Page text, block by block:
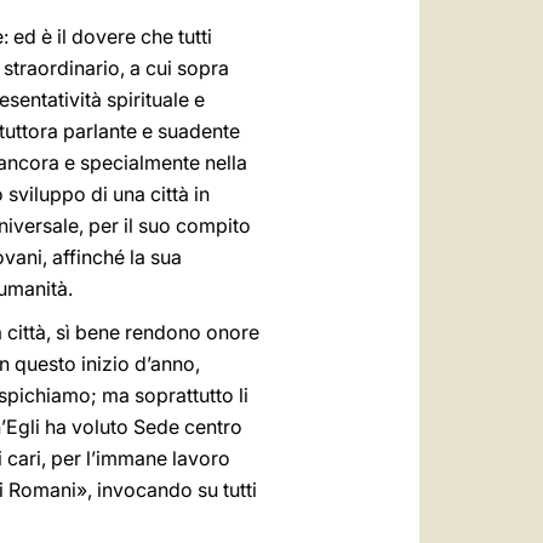
ed è il dovere che tutti
a cui sopra
spirituale e
parlante e suadente
e specialmente nella
sviluppo di una città in
per il suo compito
affinché la sua
sì bene rendono onore
questo inizio d’anno,
ma soprattutto li
ha voluto Sede centro
per l’immane lavoro
invocando su tutti